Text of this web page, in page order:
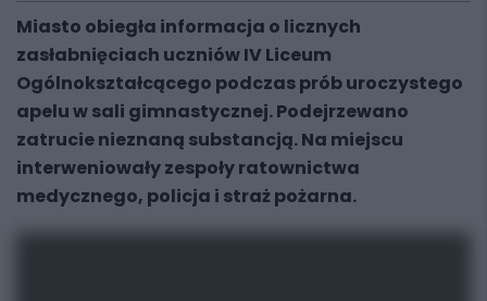
Miasto obiegła informacja o licznych
zasłabnięciach uczniów IV Liceum
Ogólnokształcącego podczas prób uroczystego
apelu w sali gimnastycznej. Podejrzewano
zatrucie nieznaną substancją. Na miejscu
interweniowały zespoły ratownictwa
medycznego, policja i straż pożarna.